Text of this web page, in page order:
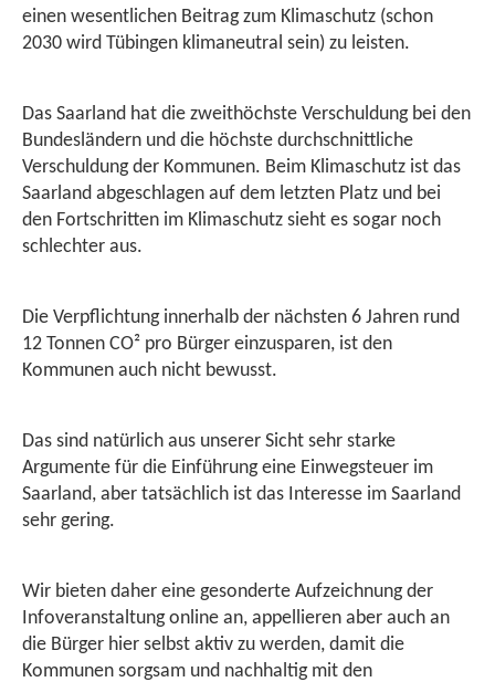
einen wesentlichen Beitrag zum Klimaschutz (schon
2030 wird Tübingen klimaneutral sein) zu leisten.
Das Saarland hat die zweithöchste Verschuldung bei den
Bundesländern und die höchste durchschnittliche
Verschuldung der Kommunen. Beim Klimaschutz ist das
Saarland abgeschlagen auf dem letzten Platz und bei
den Fortschritten im Klimaschutz sieht es sogar noch
schlechter aus.
Die Verpflichtung innerhalb der nächsten 6 Jahren rund
12 Tonnen CO² pro Bürger einzusparen, ist den
Kommunen auch nicht bewusst.
Das sind natürlich aus unserer Sicht sehr starke
Argumente für die Einführung eine Einwegsteuer im
Saarland, aber tatsächlich ist das Interesse im Saarland
sehr gering.
Wir bieten daher eine gesonderte Aufzeichnung der
Infoveranstaltung online an, appellieren aber auch an
die Bürger hier selbst aktiv zu werden, damit die
Kommunen sorgsam und nachhaltig mit den